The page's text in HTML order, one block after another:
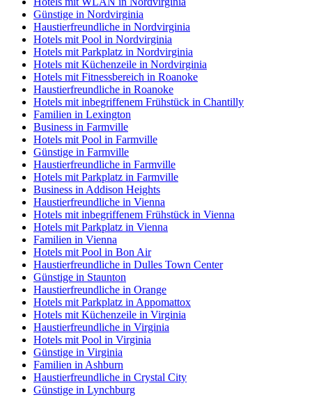
Günstige in Nordvirginia
Haustierfreundliche in Nordvirginia
Hotels mit Pool in Nordvirginia
Hotels mit Parkplatz in Nordvirginia
Hotels mit Küchenzeile in Nordvirginia
Hotels mit Fitnessbereich in Roanoke
Haustierfreundliche in Roanoke
Hotels mit inbegriffenem Frühstück in Chantilly
Familien in Lexington
Business in Farmville
Hotels mit Pool in Farmville
Günstige in Farmville
Haustierfreundliche in Farmville
Hotels mit Parkplatz in Farmville
Business in Addison Heights
Haustierfreundliche in Vienna
Hotels mit inbegriffenem Frühstück in Vienna
Hotels mit Parkplatz in Vienna
Familien in Vienna
Hotels mit Pool in Bon Air
Haustierfreundliche in Dulles Town Center
Günstige in Staunton
Haustierfreundliche in Orange
Hotels mit Parkplatz in Appomattox
Hotels mit Küchenzeile in Virginia
Haustierfreundliche in Virginia
Hotels mit Pool in Virginia
Günstige in Virginia
Familien in Ashburn
Haustierfreundliche in Crystal City
Günstige in Lynchburg